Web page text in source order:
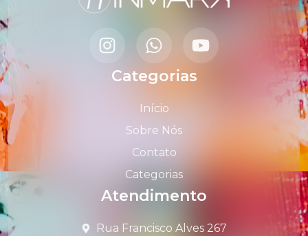
Categorias
Início
Sobre Nós
Contato
Categorias
Atendimento
Rua Francisco Alves 267